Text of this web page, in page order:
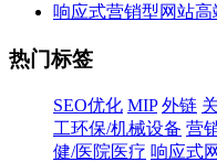
响应式营销型网站
热门标签
SEO优化 MIP 外链
工环保/机械设备 营
健/医院医疗 响应式